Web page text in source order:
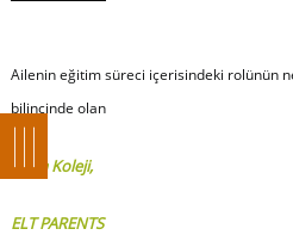
Ailenin eğitim süreci içerisindeki rolünün
bilincinde olan
Doğa Koleji,
ELT PARENTS